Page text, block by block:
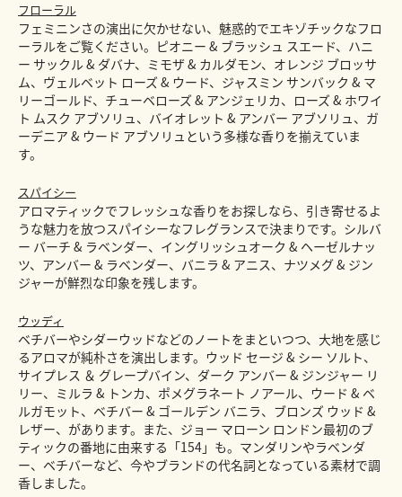
フローラル
フェミニンさの演出に欠かせない、魅惑的でエキゾチックなフロ
ーラルをご覧ください。ピオニー & ブラッシュ スエード、ハニ
ー サックル & ダバナ、ミモザ & カルダモン、オレンジ ブロッサ
ム、ヴェルベット ローズ & ウード、ジャスミン サンバック & マ
リーゴールド、チューベローズ & アンジェリカ、ローズ & ホワイ
ト ムスク アブソリュ、バイオレット & アンバー アブソリュ、ガ
ーデニア & ウード アブソリュという多様な香りを揃えていま
す。
スパイシー
アロマティックでフレッシュな香りをお探しなら、引き寄せるよ
うな魅力を放つスパイシーなフレグランスで決まりです。シルバ
ー バーチ & ラベンダー、イングリッシュオーク & ヘーゼルナッ
ツ、アンバー & ラベンダー、バニラ & アニス、ナツメグ & ジン
ジャーが鮮烈な印象を残します。
ウッディ
ベチバーやシダーウッドなどのノートをまといつつ、大地を感じ
るアロマが純朴さを演出します。ウッド セージ & シー ソルト、
サイプレス ＆ グレープバイン、ダーク アンバー & ジンジャー リ
リー、ミルラ & トンカ、ポメグラネート ノアール、ウード & ベ
ルガモット、ベチバー & ゴールデン バニラ、ブロンズ ウッド &
レザー、があります。また、ジョー マローン ロンドン最初のブ
ティックの番地に由来する「154」も。マンダリンやラベンダ
ー、ベチバーなど、今やブランドの代名詞となっている素材で調
香しました。